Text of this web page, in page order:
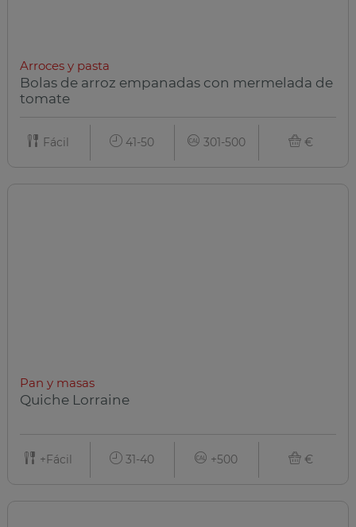
Arroces y pasta
Bolas de arroz empanadas con mermelada de
tomate
Fácil 41-50 301-500 €
Pan y masas
Quiche Lorraine
+Fácil 31-40 +500 €